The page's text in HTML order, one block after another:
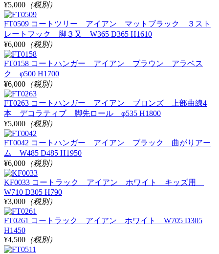
¥5,000 （税別）
FT0509 コートツリー アイアン マットブラック ３スト
レートフック 脚３又 W365 D365 H1610
¥6,000 （税別）
FT0158 コートハンガー アイアン ブラウン アラベス
ク φ500 H1700
¥6,000 （税別）
FT0263 コートハンガー アイアン ブロンズ 上部曲線4
本 デコラティブ 脚先ロール φ535 H1800
¥5,000 （税別）
FT0042 コートハンガー アイアン ブラック 曲がりアー
ム W485 D485 H1950
¥6,000 （税別）
KF0033 コートラック アイアン ホワイト キッズ用
W710 D305 H790
¥3,000 （税別）
FT0261 コートラック アイアン ホワイト W705 D305
H1450
¥4,500 （税別）